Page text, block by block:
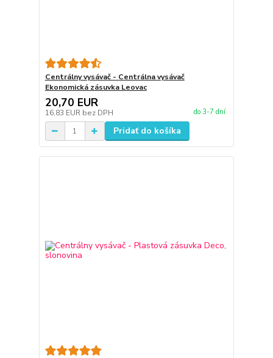
Centrálny vysávač - Centrálna vysávač
Ekonomická zásuvka Leovac
20,70 EUR
16,83 EUR bez DPH do 3-7 dní
Pridať do košíka